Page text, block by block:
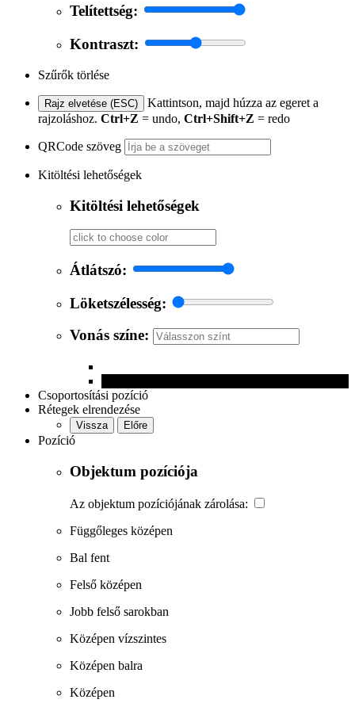
Telítettség:
Kontraszt:
Szűrők törlése
Rajz elvetése (ESC)
Kattintson, majd húzza az egeret a
rajzoláshoz. Ctrl+Z = undo, Ctrl+Shift+Z = redo
QRCode szöveg
Kitöltési lehetőségek
Kitöltési lehetőségek
Átlátszó:
Löketszélesség:
Vonás színe:
Csoportosítási pozíció
Rétegek elrendezése
Vissza Előre
Pozíció
Objektum pozíciója
Az objektum pozíciójának zárolása:
Függőleges középen
Bal fent
Felső középen
Jobb felső sarokban
Középen vízszintes
Középen balra
Középen